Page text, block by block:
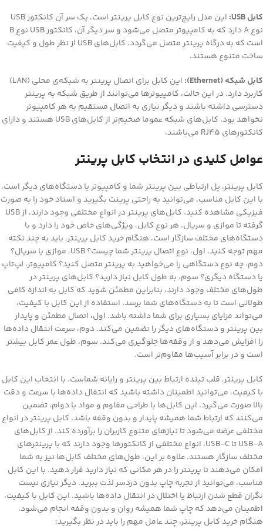
کابل USB:
این مدل رایج‌ترین نوع کابل پرینتر است. یک سر آن کانکتور USB
نوع A دارد که به کامپیوتر متصل می‌شود و سر دیگر آن، کانکتور USB نوع B
است که به درگاه پرینتر متصل می‌گردد. کابل‌های USB از نظر طول و کیفیت
ساخت متنوع هستند.
کابل شبکه (Ethernet):
این کابل برای اتصال پرینتر به شبکه‌ی محلی (LAN)
کاربرد دارد. در این حالت، کامپیوترها می‌توانند از طریق شبکه به پرینتر
دسترسی داشته باشند و دیگر نیازی به اتصال مستقیم به هر کامپیوتر
نخواهد بود. کابل‌های شبکه عموما ضخیم‌تر از کابل‌های USB هستند و دارای
کانکتورهای RJ45 می‌باشند.
عوامل کلیدی در انتخاب کابل پرینتر
کابل پرینتر، پل ارتباطی بین پرینتر شما و کامپیوتر یا دستگاه‌های دیگر است.
با این کابل مناسب، می‌توانید به راحتی پرینت بگیرید و اسناد خود را به صورت
فیزیکی مشاهده کنید. کابل‌های پرینتر در انواع مختلفی وجود دارند، از USB
گرفته تا موازی و سریال. هر نوع کابل، ویژگی‌های خاص خود را دارد و با
دستگاه‌های مختلف سازگار است. هنگام خرید کابل پرینتر، باید به چند نکته
مهم توجه کنید. اول، نوع اتصال پرینتر شما چیست؟ USB، موازی یا سریال؟
دوم، چه نوع دستگاهی را می‌خواهید به پرینتر متصل کنید؟ کامپیوتر، لپ‌تاپ
یا دستگاه دیگری؟ سوم، به طول کابل نیاز دارید؟ کابل‌های پرینتر در
طول‌های مختلف وجود دارند، بنابراین مطمئن شوید که کابل به اندازه کافی
طولانی است تا به دستگاه‌های شما برسد. استفاده از این کابل با کیفیت،
می‌تواند مزایای بسیاری برای شما داشته باشد. اول، اتصال مطمئن و پایدار
بین پرینتر و دستگاه‌های دیگر را تضمین می‌کند. دوم، سرعت انتقال داده‌ها
را افزایش می‌دهد و از وقفه‌ها جلوگیری می‌کند. سوم، طول عمر کابل بیشتر
است و در برابر آسیب‌ها مقاوم‌تر است.
کابل پرینتر، قلب تپنده ارتباط بین پرینتر و رایانه شماست. با انتخاب این کابل
با کیفیت، می‌توانید اطمینان داشته باشید که انتقال داده‌ها با سرعت و دقت
بالا صورت می‌گیرد. این کابل‌ها با طراحی مقاوم و مواد با دوام، تضمین
می‌کنند که ارتباط شما همیشه پایدار و بدون وقفه باشد. کابل پرینتر در انواع
مختلفی عرضه می‌شود تا نیازهای متنوع کاربران را برآورده کند. از کابل‌های
USB-A تا USB-C، انواع مختلفی از کانکتورها وجود دارند که با پرینترهای
مختلف سازگار هستند. علاوه بر این، طول‌های مختلف کابل‌ها نیز به شما
امکان می‌دهند تا پرینتر را در هر مکانی که نیاز دارید قرار دهید. با این کابل
مناسب، می‌توانید از تجربه چاپ بدون دردسر لذت ببرید. دیگر نیازی نیست
نگران قطع شدن ارتباط یا اختلال در انتقال داده‌ها باشید. این کابل با کیفیت،
اطمینان می‌دهد که چاپ شما همیشه روان و بدون وقفه انجام می‌شود.
هنگام خرید کابل پرینتر، چند عامل مهم را باید در نظر بگیرید: